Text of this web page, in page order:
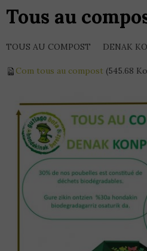
Tous au
TOUS AU COMPOST DENAK
Com tous au compost (545.68